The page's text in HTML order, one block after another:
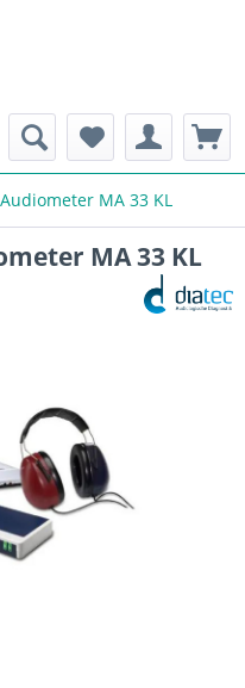
MA 33 KL
MA 33 KL